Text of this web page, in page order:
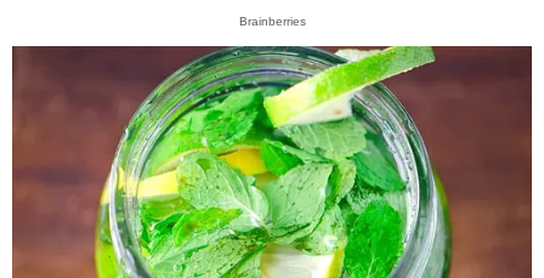
Brainberries